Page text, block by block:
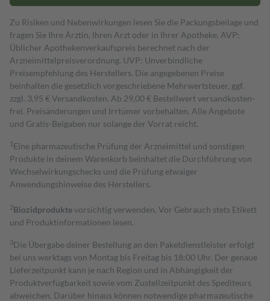
Zu Risiken und Nebenwirkungen lesen Sie die Packungsbeilage und
fragen Sie Ihre Ärztin, Ihren Arzt oder in Ihrer Apotheke. AVP:
Üblicher Apothekenverkaufspreis berechnet nach der
Arzneimittelpreisverordnung. UVP: Unverbindliche
Preisempfehlung des Herstellers. Die angegebenen Preise
beinhalten die gesetzlich vorgeschriebene Mehrwertsteuer, ggf.
zzgl. 3,95 € Versandkosten. Ab 29,00 € Bestell­wert versand­kosten­
frei. Preisänderungen und Irrtümer vorbehalten. Alle Angebote
und Gratis-Beigaben nur solange der Vorrat reicht.
1 Eine pharmazeutische Prüfung der Arzneimittel und sonstigen
Produkte in deinem Warenkorb beinhaltet die Durchführung von
Wechselwirkungschecks und die Prüfung etwaiger
Anwendungshinweise des Herstellers.
2Biozidproduktevorsichtig verwenden. Vor Gebrauch stets Etikett
und Produktinformationen lesen.
3Die Übergabe deiner Bestellung an den Paketdienstleister erfolgt
bei uns werktags von Montag bis Freitag bis 18:00 Uhr. Der genaue
Lieferzeitpunkt kann je nach Region und in Abhängigkeit der
Produktverfügbarkeit sowie vom Zustellzeitpunkt des Spediteurs
abweichen. Darüber hinaus können notwendige pharmazeutische